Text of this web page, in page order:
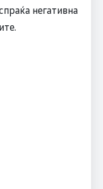
негативна